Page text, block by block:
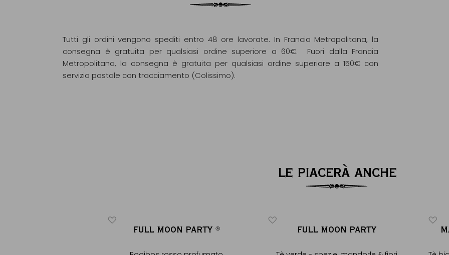
Tutti gli ordini vengono spediti entro 48 ore lavorate. In Francia Metropolitana, la
consegna è gratuita per qualsiasi ordine superiore a 60€. Fuori dalla Francia
Metropolitana, la consegna è gratuita per qualsiasi ordine superiore a 150€ con
servizio postale con tracciamento (Colissimo).
LE PIACERÀ ANCHE
FULL MOON PARTY ® FULL MOON PARTY